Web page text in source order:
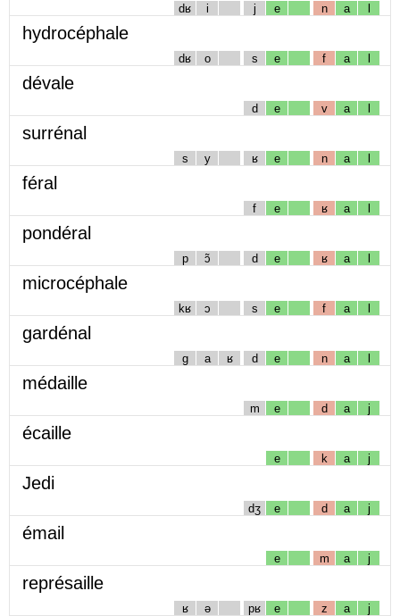
dʁ i j e n a l
hydrocéphale
dʁ o s e f a l
dévale
d e v a l
surrénal
s y ʁ e n a l
féral
f e ʁ a l
pondéral
p ɔ̃ d e ʁ a l
microcéphale
kʁ ɔ s e f a l
gardénal
g a ʁ d e n a l
médaille
m e d a j
écaille
e k a j
Jedi
dʒ e d a j
émail
e m a j
représaille
ʁ ə pʁ e z a j